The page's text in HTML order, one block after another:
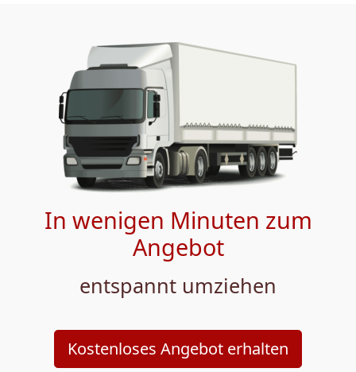
In wenigen Minuten zum
Angebot
entspannt umziehen
Kostenloses Angebot erhalten